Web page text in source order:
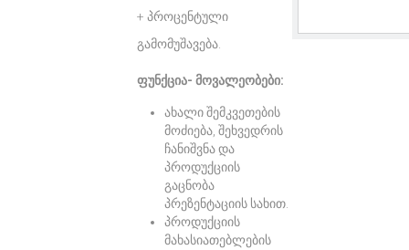
+ პროცენტული
გამომუშავება.
ფუნქცია- მოვალეობები:
ახალი შემკვეთების
მოძიება, შეხვედრის
ჩანიშვნა და
პროდუქციის
გაცნობა
პრეზენტაციის სახით.
პროდუქციის
მახასიათებლების